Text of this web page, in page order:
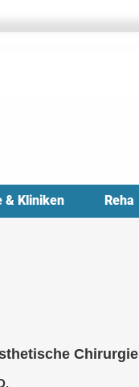
& Kliniken Reha
Chirurgie